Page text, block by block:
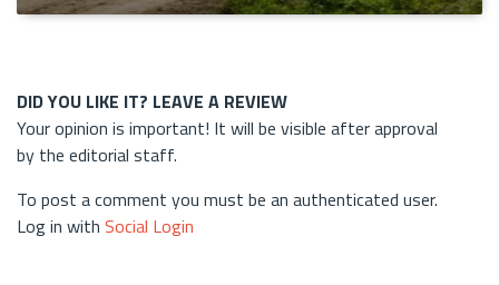
DID YOU LIKE IT? LEAVE A REVIEW
Your opinion is important! It will be visible after approval
by the editorial staff.
To post a comment you must be an authenticated user.
Log in with Social Login